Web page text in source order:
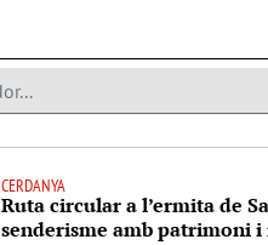
CERDANYA
Ruta circular a l’ermita de
senderisme amb patrimoni